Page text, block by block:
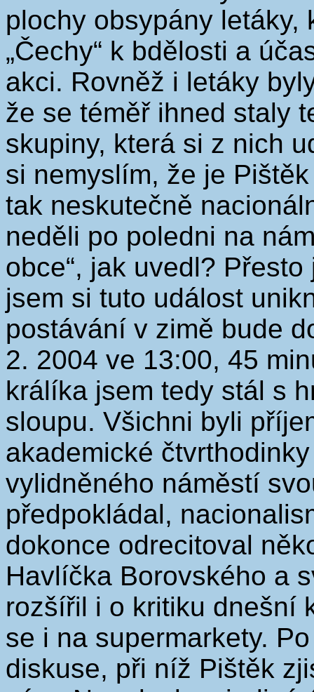
plochy obsypány letáky,
„Čechy“ k bdělosti a
akci. Rovněž i letáky
že se téměř ihned staly
skupiny, která si z nich
si nemyslím, že je
tak neskutečně
neděli po poledni na
obce“, jak uvedl?
jsem si tuto událost
postávání v zimě bude
2. 2004 ve 13:00, 45
králíka jsem tedy stál s
sloupu. Všichni byli
akademické
vylidněného náměstí
předpokládal,
dokonce odrecitoval
Havlíčka Borovského a
rozšířil i o kritiku dnešní
se i na supermarkety.
diskuse, při níž Pištěk